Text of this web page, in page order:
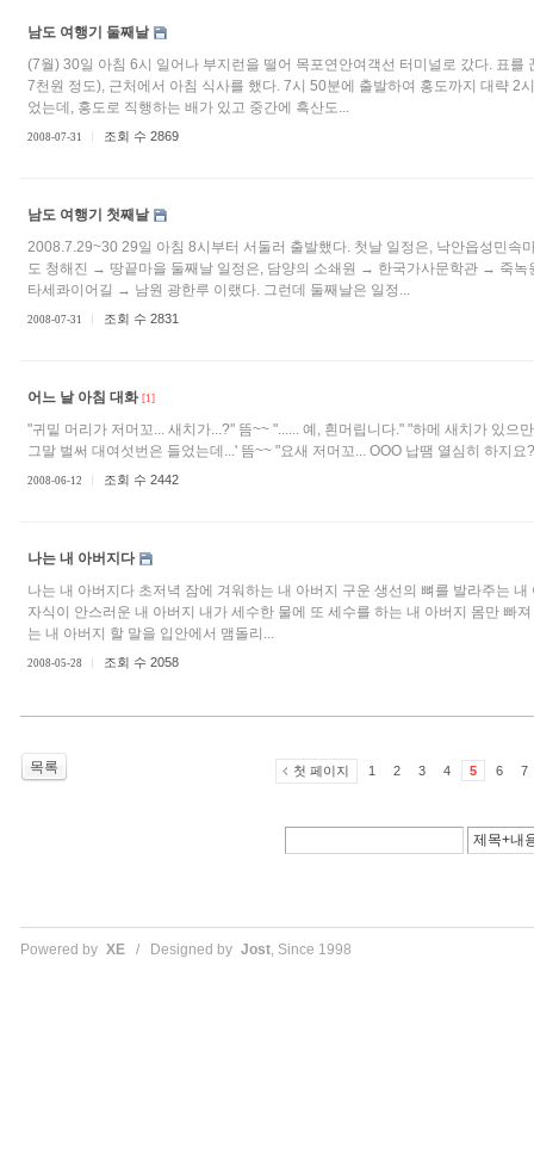
남도 여행기 둘째날
(7월) 30일 아침 6시 일어나 부지런을 떨어 목포연안여객선 터미널로 갔다. 표를
7천원 정도), 근처에서 아침 식사를 했다. 7시 50분에 출발하여 홍도까지 대략 2
었는데, 홍도로 직행하는 배가 있고 중간에 흑산도...
2008-07-31 조회 수 2869
남도 여행기 첫째날
2008.7.29~30 29일 아침 8시부터 서둘러 출발했다. 첫날 일정은, 낙안읍성민
도 청해진 → 땅끝마을 둘째날 일정은, 담양의 소쇄원 → 한국가사문학관 → 죽
타세콰이어길 → 남원 광한루 이랬다. 그런데 둘째날은 일정...
2008-07-31 조회 수 2831
어느 날 아침 대화 [1]
"귀밑 머리가 저머꼬... 새치가...?" 뜸~~ "...... 예, 흰머립니다." "하메 새치가 있으
그말 벌써 대여섯번은 들었는데...' 뜸~~ "요새 저머꼬... OOO 납땜 열심히 하지요
2008-06-12 조회 수 2442
나는 내 아버지다
나는 내 아버지다 초저녁 잠에 겨워하는 내 아버지 구운 생선의 뼈를 발라주는 내
자식이 안스러운 내 아버지 내가 세수한 물에 또 세수를 하는 내 아버지 몸만 빠
는 내 아버지 할 말을 입안에서 맴돌리...
2008-05-28 조회 수 2058
목록 첫 페이지 1 2 3 4 5 6 7
Powered by XE/ Designed by Jost, Since 1998